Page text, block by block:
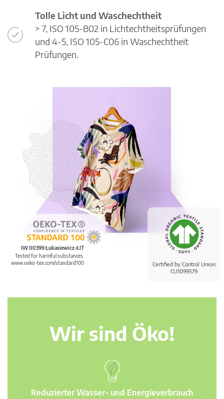
Certified by Control Union
CU1099579
IW 00399 Łukasiewicz-ŁIT
Tested for harmful substances.
www.oeko-tex.com/standard100
Tolle Licht und Waschechtheit
> 7, ISO 105-B02 in Lichtechtheitsprüfungen
und 4-5, ISO 105-C06 in Waschechtheit
Prüfungen.
Wir sind Öko!
Reduzierter Wasser- und Energieverbrauch